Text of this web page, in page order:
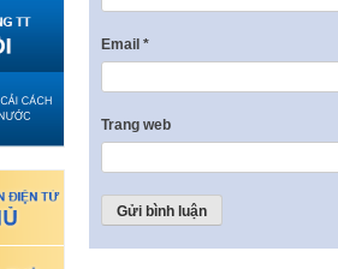
Email *
Trang web